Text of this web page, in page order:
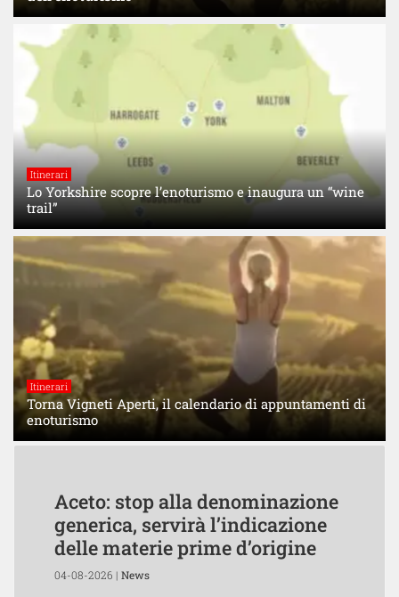
Itinerari
Lo Yorkshire scopre l’enoturismo e inaugura un “wine
trail”
Itinerari
Torna Vigneti Aperti, il calendario di appuntamenti di
enoturismo
Aceto: stop alla denominazione
generica, servirà l’indicazione
delle materie prime d’origine
04-08-2026 | News